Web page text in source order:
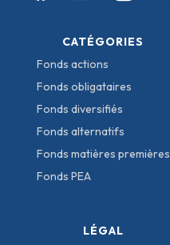
CATÉGORIES
Fonds actions
Fonds obligataires
Fonds diversifiés
Fonds alternatifs
Fonds matières premières
Fonds PEA
LÉGAL